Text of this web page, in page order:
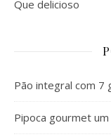
Que delicioso
Pão integral com 7
Pipoca gourmet